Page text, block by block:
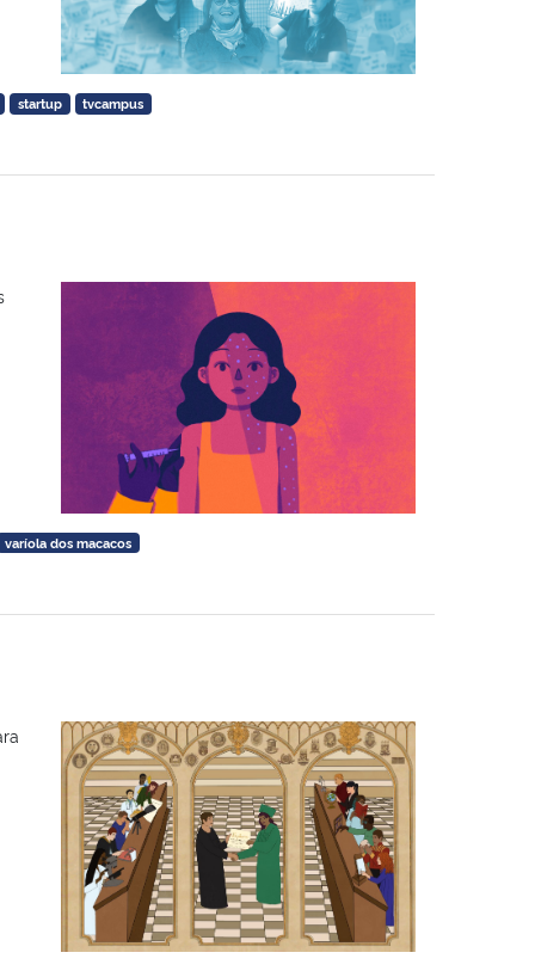
startup tvcampus
varíola dos macacos